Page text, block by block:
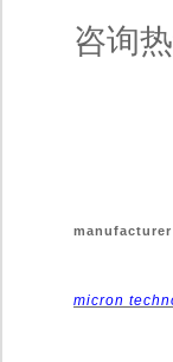
咨询
manufacturer
micron